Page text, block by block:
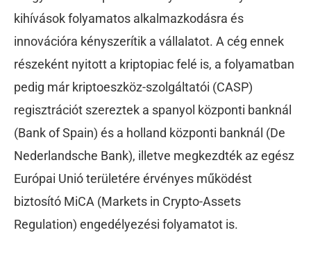
kihívások folyamatos alkalmazkodásra és
innovációra kényszerítik a vállalatot. A cég ennek
részeként nyitott a kriptopiac felé is, a folyamatban
pedig már kriptoeszköz-szolgáltatói (CASP)
regisztrációt szereztek a spanyol központi banknál
(Bank of Spain) és a holland központi banknál (De
Nederlandsche Bank), illetve megkezdték az egész
Európai Unió területére érvényes működést
biztosító MiCA (Markets in Crypto-Assets
Regulation) engedélyezési folyamatot is.